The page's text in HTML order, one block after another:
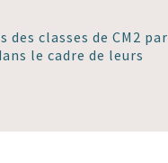
classes de CM2 par
le cadre de leurs